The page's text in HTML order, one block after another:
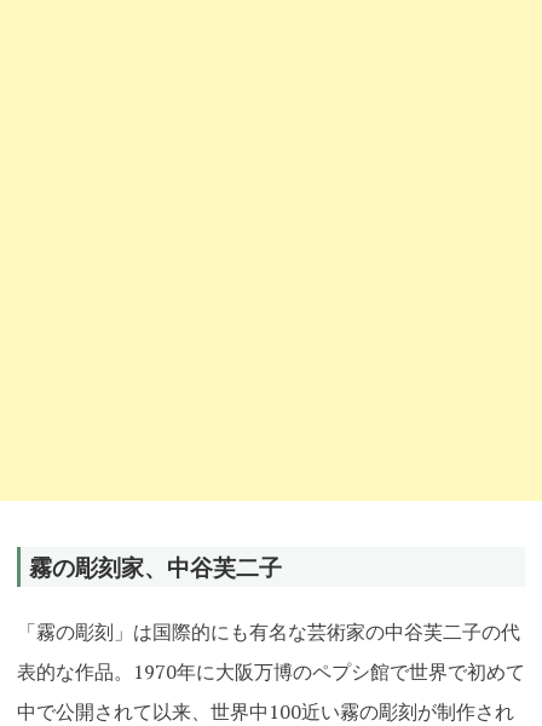
霧の彫刻家、中谷芙二子
「霧の彫刻」は国際的にも有名な芸術家の中谷芙二子の代
表的な作品。1970年に大阪万博のペプシ館で世界で初めて
中で公開されて以来、世界中100近い霧の彫刻が制作され